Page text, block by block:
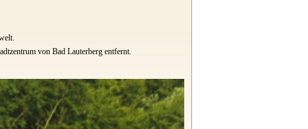
von Bad Lauterberg entfernt.